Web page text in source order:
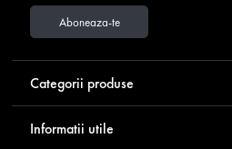
Aboneaza-te
Categorii produse
Informatii utile